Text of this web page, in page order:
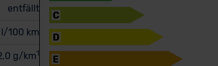
entfällt
l/100 km
g/km1
C
D
E